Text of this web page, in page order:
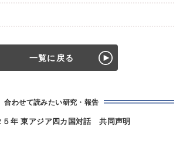
一覧に戻る
合わせて読みたい研究・報告
５年 東アジア四カ国対話 共同声明